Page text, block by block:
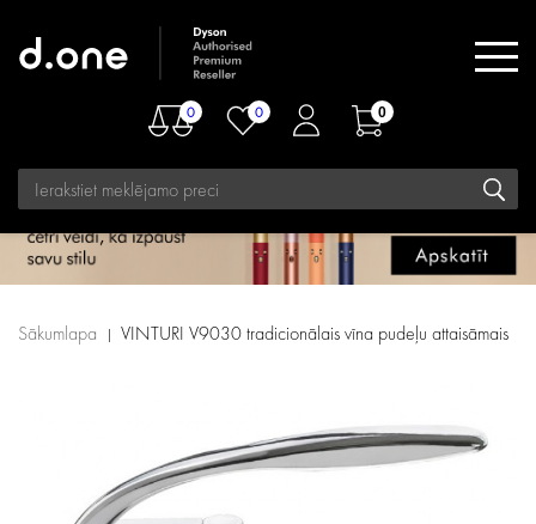
0 0 0
Sākumlapa VINTURI V9030 tradicionālais vīna pudeļu attaisāmais